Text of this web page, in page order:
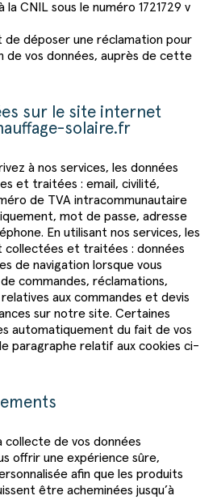
la CNIL sous le numéro 1721729 v
de déposer une réclamation pour
vos données, auprès de cette
sur le site internet
solaire.fr
à nos services, les données
et traitées : email, civilité,
de TVA intracommunautaire
mot de passe, adresse
En utilisant nos services, les
collectées et traitées : données
de navigation lorsque vous
commandes, réclamations,
aux commandes et devis
sur notre site. Certaines
automatiquement du fait de vos
paragraphe relatif aux cookies ci-
collecte de vos données
offrir une expérience sûre,
afin que les produits
être acheminées jusqu’à